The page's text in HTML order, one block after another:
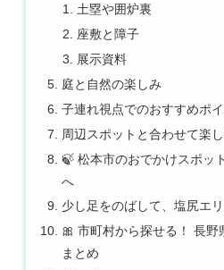
土塁や囲炉裏
座敷と障子
展示資料
庭と自然の楽しみ
子連れ視点でのおすすめポ
周辺スポットと合わせて楽
🍃 松本市のおでかけスポッ
へ
少し足をのばして、塩尻エ
🎀 市町村から探せる！ 長野
まとめ